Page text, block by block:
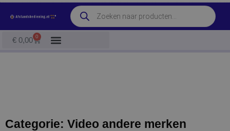
Ga
naar
de
inhoud
Producten
zoeken
€ 0,00 0
Winkelwagen
Categorie: Video andere merken